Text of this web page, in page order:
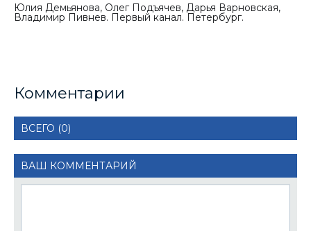
Юлия Демьянова, Олег Подъячев, Дарья Варновская,
Владимир Пивнев. Первый канал. Петербург.
Комментарии
ВСЕГО (0)
ВАШ КОММЕНТАРИЙ